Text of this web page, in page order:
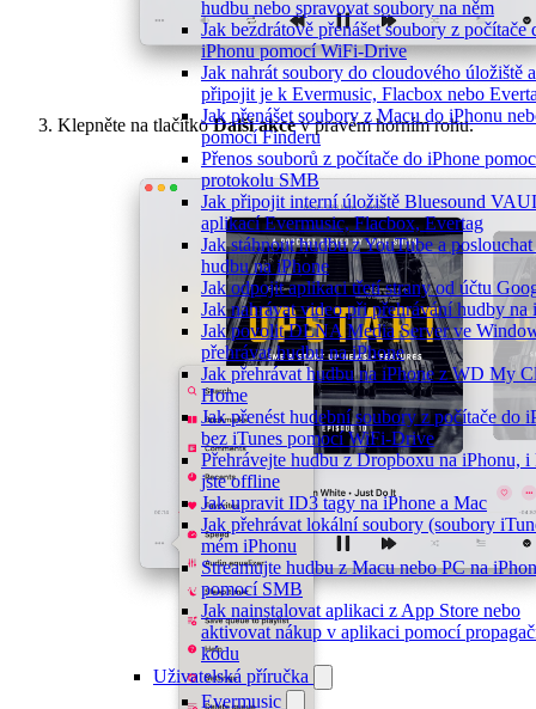
hudbu nebo spravovat soubory na něm
Jak bezdrátově přenášet soubory z počítače
iPhonu pomocí WiFi-Drive
Jak nahrát soubory do cloudového úložiště a
připojit je k Evermusic, Flacbox nebo
Jak přenášet soubory z Macu do iPhonu
pomocí Finderu
Přenos souborů z počítače do iPhone
protokolu SMB
Jak připojit interní úložiště Bluesound
aplikací Evermusic, Flacbox, Evertag
Jak stáhnout hudbu z YouTube a
hudbu na iPhone
Jak odpojit aplikaci třetí strany od účtu
Jak nahrávat video při přehrávání hudby na
Jak povolit DLNA Media Server ve
přehrávat hudbu na iPhone
Jak přehrávat hudbu na iPhone z WD My
Home
Jak přenést hudební soubory z počítače do
bez iTunes pomocí WiFi-Drive
Přehrávejte hudbu z Dropboxu na iPhonu, i
jste offline
Jak upravit ID3 tagy na iPhone a Mac
Jak přehrávat lokální soubory (soubory
mém iPhonu
Streamujte hudbu z Macu nebo PC na
pomocí SMB
Jak nainstalovat aplikaci z App Store nebo
aktivovat nákup v aplikaci pomocí
kódu
Uživatelská příručka
Evermusic
Klepněte na tlačítkoDalší akcev pravém horním rohu.